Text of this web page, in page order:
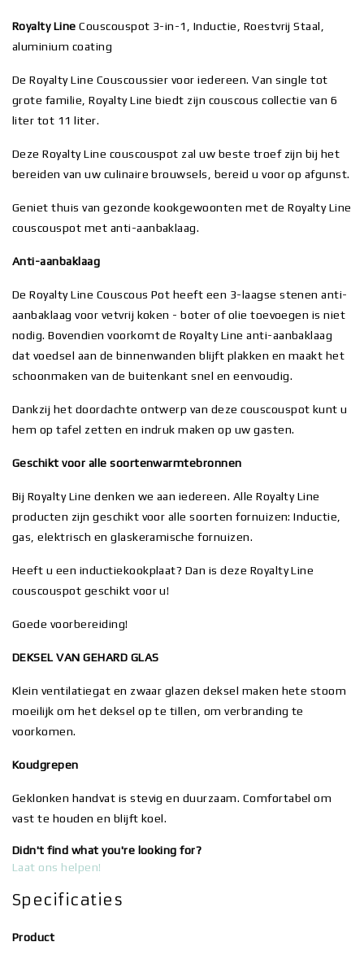
Royalty Line Couscouspot 3-in-1, Inductie, Roestvrij Staal,
aluminium coating
De Royalty Line Couscoussier voor iedereen. Van single tot
grote familie, Royalty Line biedt zijn couscous collectie van 6
liter tot 11 liter.
Deze Royalty Line couscouspot zal uw beste troef zijn bij het
bereiden van uw culinaire brouwsels, bereid u voor op afgunst.
Geniet thuis van gezonde kookgewoonten met de Royalty Line
couscouspot met anti-aanbaklaag.
Anti-aanbaklaag
De Royalty Line Couscous Pot heeft een 3-laagse stenen anti-
aanbaklaag voor vetvrij koken - boter of olie toevoegen is niet
nodig. Bovendien voorkomt de Royalty Line anti-aanbaklaag
dat voedsel aan de binnenwanden blijft plakken en maakt het
schoonmaken van de buitenkant snel en eenvoudig.
Dankzij het doordachte ontwerp van deze couscouspot kunt u
hem op tafel zetten en indruk maken op uw gasten.
Geschikt voor alle soortenwarmtebronnen
Bij Royalty Line denken we aan iedereen. Alle Royalty Line
producten zijn geschikt voor alle soorten fornuizen: Inductie,
gas, elektrisch en glaskeramische fornuizen.
Heeft u een inductiekookplaat? Dan is deze Royalty Line
couscouspot geschikt voor u!
Goede voorbereiding!
DEKSEL VAN GEHARD GLAS
Klein ventilatiegat en zwaar glazen deksel maken hete stoom
moeilijk om het deksel op te tillen, om verbranding te
voorkomen.
Koudgrepen
Geklonken handvat is stevig en duurzaam. Comfortabel om
vast te houden en blijft koel.
Didn't find what you're looking for?
Laat ons helpen!
Specificaties
Product